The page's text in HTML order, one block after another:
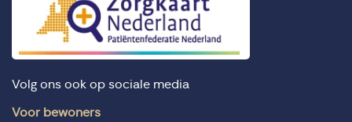
Volg ons ook op sociale media
Voor bewoners